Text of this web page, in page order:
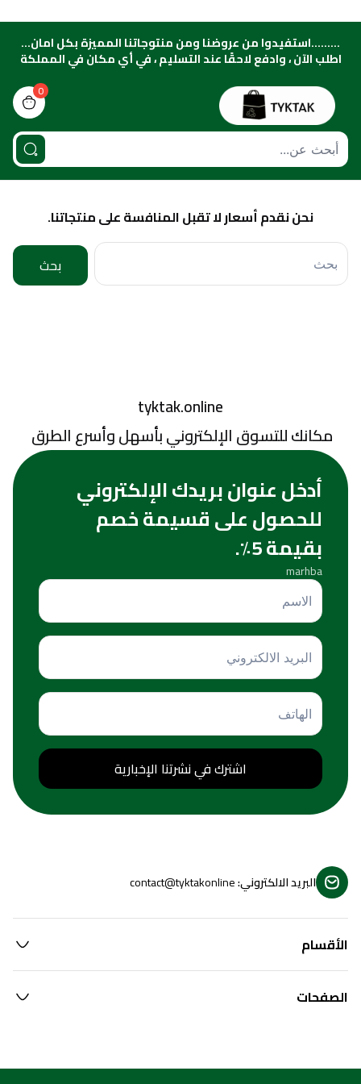
.........استفيدوا من عروضنا ومن منتوجاتنا المميزة بكل امان...
اطلب الآن ، وادفع لاحقًا عند التسليم ، في أي مكان في المملكة
0
bag
نحن نقدم أسعار لا تقبل المنافسة على منتجاتنا.
بحث
tyktak.online
مكانك للتسوق الإلكتروني بأسهل وأسرع الطرق
أدخل عنوان بريدك الإلكتروني
للحصول على قسيمة خصم
بقيمة 5٪.
marhba
اشترك في نشرتنا الإخبارية
البريد الالكتروني:
contact@tyktakonline
الأقسام
الصفحات